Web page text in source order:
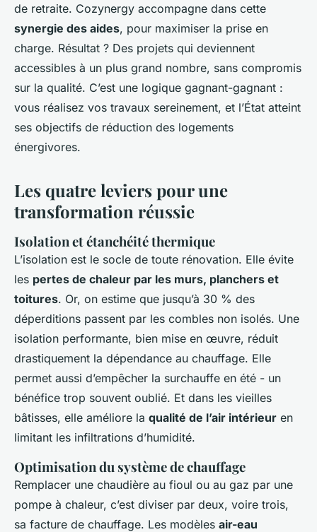
de retraite. Cozynergy accompagne dans cette
synergie des aides, pour maximiser la prise en
charge. Résultat ? Des projets qui deviennent
accessibles à un plus grand nombre, sans compromis
sur la qualité. C’est une logique gagnant-gagnant :
vous réalisez vos travaux sereinement, et l’État atteint
ses objectifs de réduction des logements
énergivores.
Les quatre leviers pour une
transformation réussie
Isolation et étanchéité thermique
L’isolation est le socle de toute rénovation. Elle évite
les pertes de chaleur par les murs, planchers et
toitures. Or, on estime que jusqu’à 30 % des
déperditions passent par les combles non isolés. Une
isolation performante, bien mise en œuvre, réduit
drastiquement la dépendance au chauffage. Elle
permet aussi d’empêcher la surchauffe en été - un
bénéfice trop souvent oublié. Et dans les vieilles
bâtisses, elle améliore la qualité de l’air intérieur en
limitant les infiltrations d’humidité.
Optimisation du système de chauffage
Remplacer une chaudière au fioul ou au gaz par une
pompe à chaleur, c’est diviser par deux, voire trois,
sa facture de chauffage. Les modèles air-eau